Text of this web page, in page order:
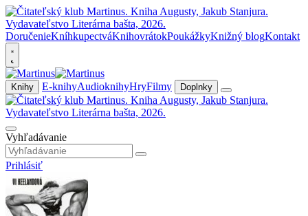
DoručenieKníhkupectváKnihovrátokPoukážkyKnižný blogKontakt
Knihy E-knihyAudioknihyHryFilmy Doplnky
Vyhľadávanie
Prihlásiť